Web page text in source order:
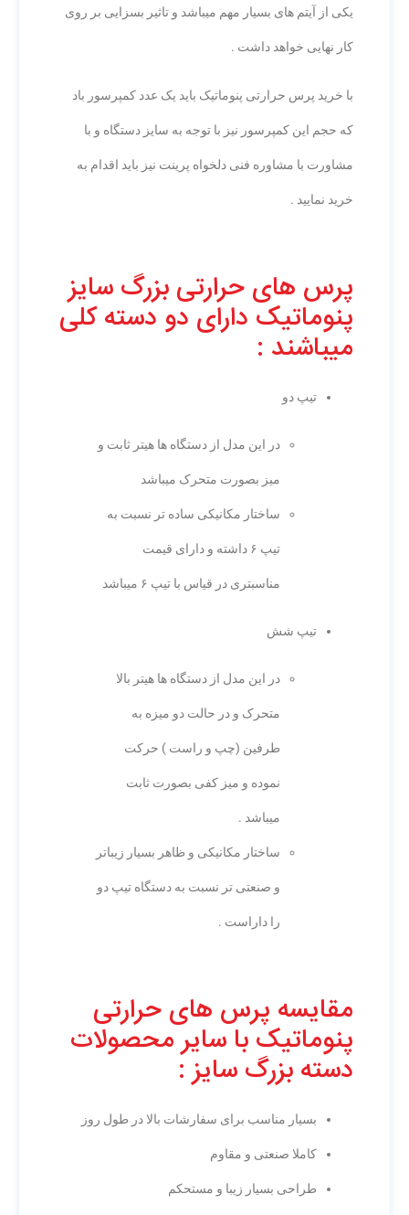
یکی از آیتم های بسیار مهم میباشد و تاثیر بسزایی بر روی
کار نهایی خواهد داشت .
با خرید پرس حرارتی پنوماتیک باید یک عدد کمپرسور باد
که حجم این کمپرسور نیز با توجه به سایز دستگاه و با
مشاورت با مشاوره فنی دلخواه پرینت نیز باید اقدام به
خرید نمایید .
پرس های حرارتی بزرگ سایز
پنوماتیک دارای دو دسته کلی
میباشند :
تیپ دو
در این مدل از دستگاه ها هیتر ثابت و
میز بصورت متحرک میباشد
ساختار مکانیکی ساده تر نسبت به
تیپ ۶ داشته و دارای قیمت
مناسبتری در قیاس با تیپ ۶ میباشد
تیپ شش
در این مدل از دستگاه ها هیتر بالا
متحرک و در حالت دو میزه به
طرفین (چپ و راست ) حرکت
نموده و میز کفی بصورت ثابت
میباشد .
ساختار مکانیکی و ظاهر بسیار زیباتر
و صنعتی تر نسبت به دستگاه تیپ دو
را داراست .
مقایسه پرس های حرارتی
پنوماتیک با سایر محصولات
دسته بزرگ سایز :
بسیار مناسب برای سفارشات بالا در طول روز
کاملا صنعتی و مقاوم
طراحی بسیار زیبا و مستحکم